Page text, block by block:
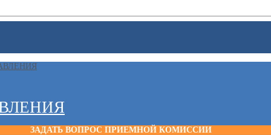
ЗАДАТЬ ВОПРОС ПРИЕМНОЙ КОМИССИИ